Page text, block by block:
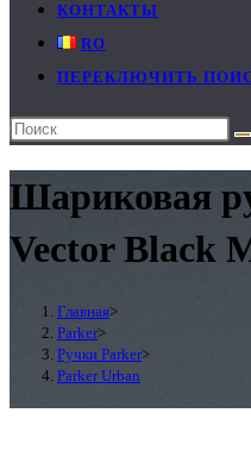
КОНТАКТЫ
RO
ПЕРЕКЛЮЧИТЬ
Шариковая
Vector Black
Главная>
Parker>
Ручки Parker>
Parker Urban